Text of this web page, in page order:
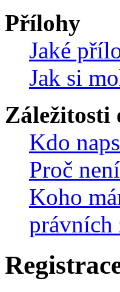
Přílohy
Jaké
Jak si
Záležitosti
Kdo
Proč
Koho
právních